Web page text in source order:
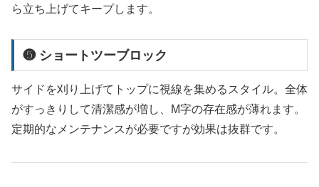
ら立ち上げてキープします。
❺ ショートツーブロック
サイドを刈り上げてトップに視線を集めるスタイル。全体
がすっきりして清潔感が増し、M字の存在感が薄れます。
定期的なメンテナンスが必要ですが効果は抜群です。